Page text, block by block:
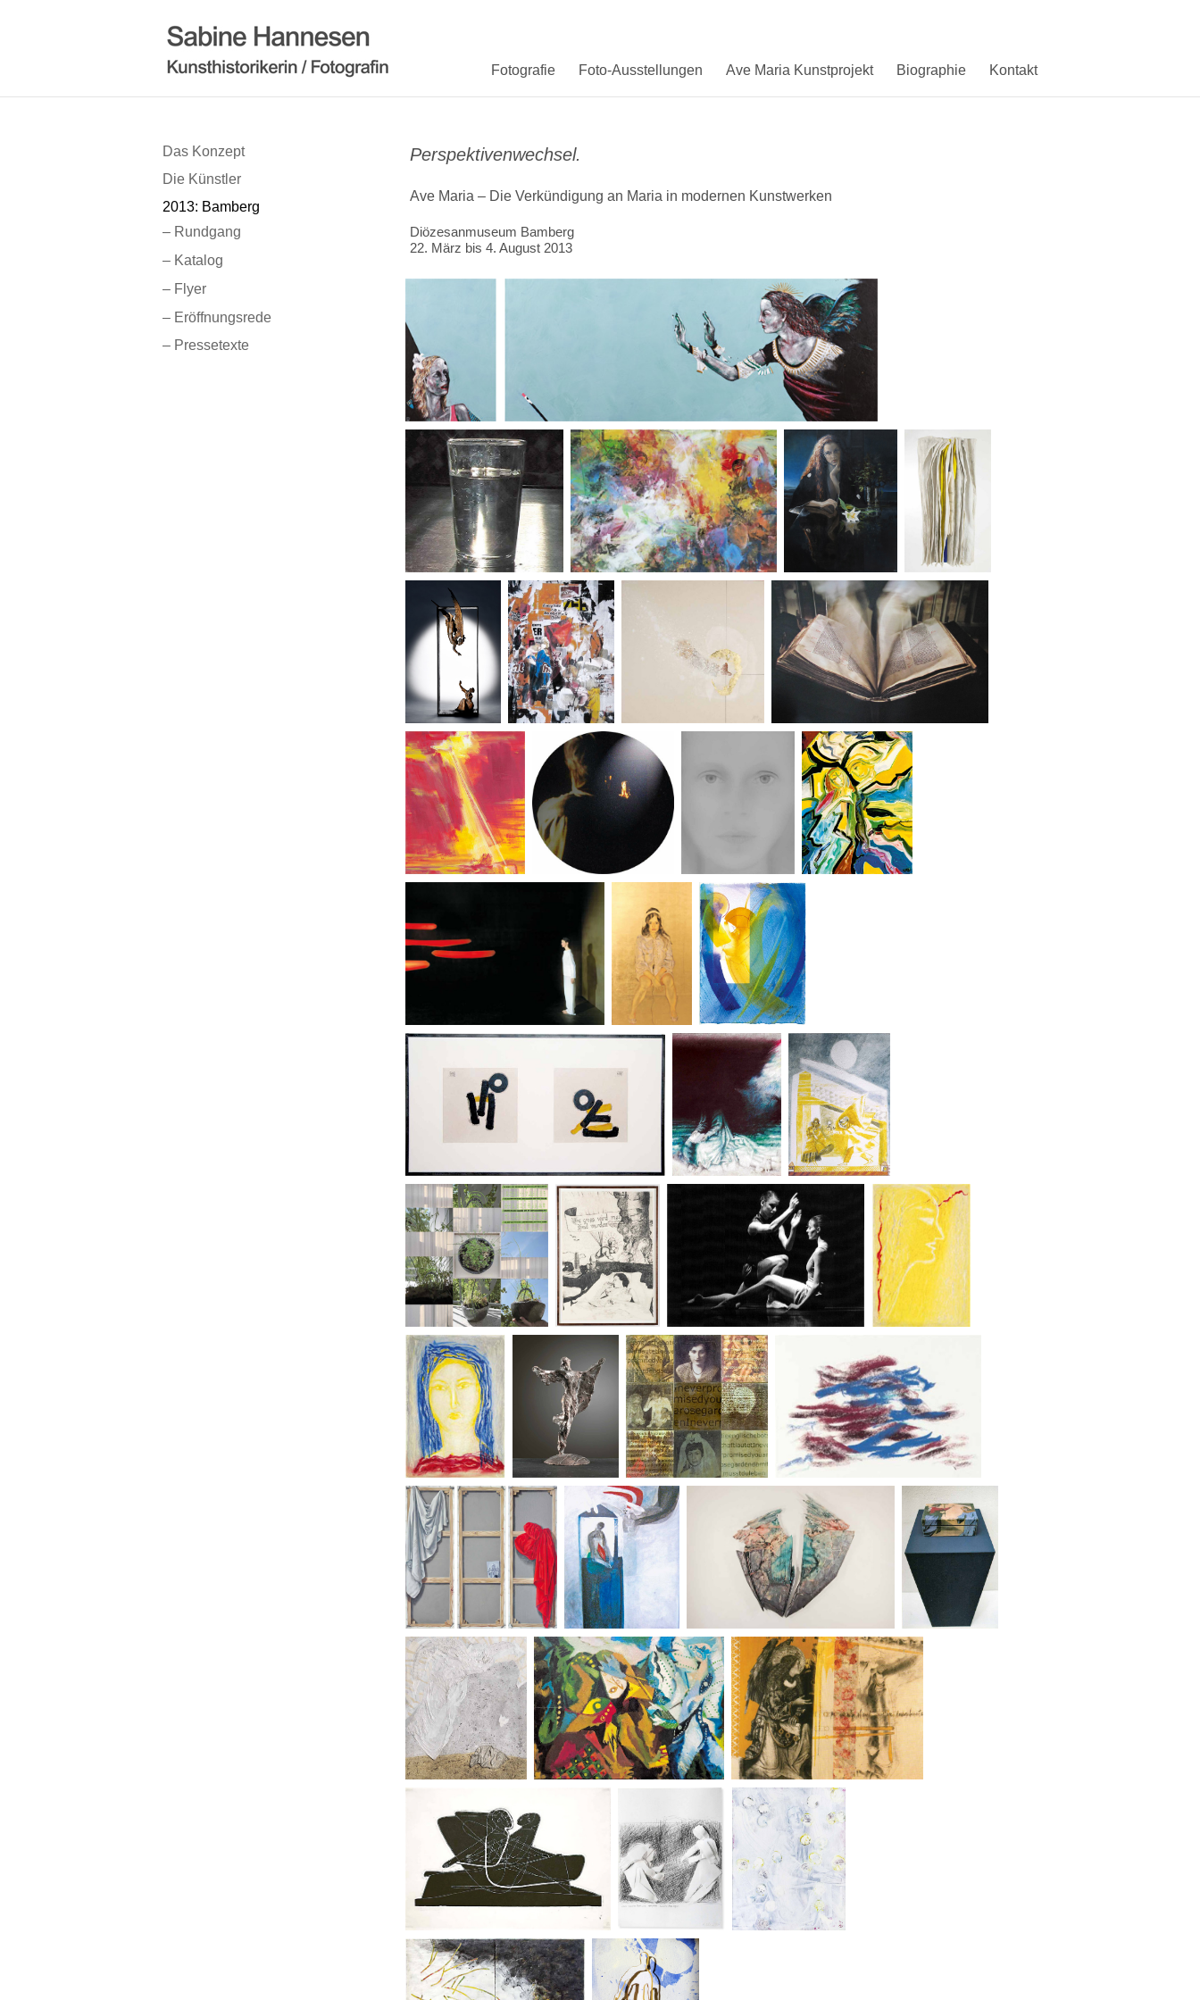
Fotografie Foto-Ausstellungen Ave Maria Kunstprojekt Biographie Kontakt
Das Konzept
Die Künstler
2013: Bamberg
– Rundgang
– Katalog
– Flyer
– Eröffnungsrede
– Pressetexte
Perspektivenwechsel.
Ave Maria – Die Verkündigung an Maria in modernen Kunstwerken
Diözesanmuseum Bamberg
22. März bis 4. August 2013